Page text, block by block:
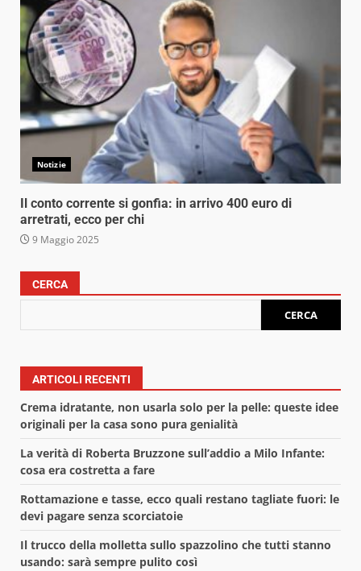
Notizie
Il conto corrente si gonfia: in arrivo 400 euro di
arretrati, ecco per chi
9 Maggio 2025
CERCA
CERCA
ARTICOLI RECENTI
Crema idratante, non usarla solo per la pelle: queste idee
originali per la casa sono pura genialità
La verità di Roberta Bruzzone sull’addio a Milo Infante:
cosa era costretta a fare
Rottamazione e tasse, ecco quali restano tagliate fuori: le
devi pagare senza scorciatoie
Il trucco della molletta sullo spazzolino che tutti stanno
usando: sarà sempre pulito così